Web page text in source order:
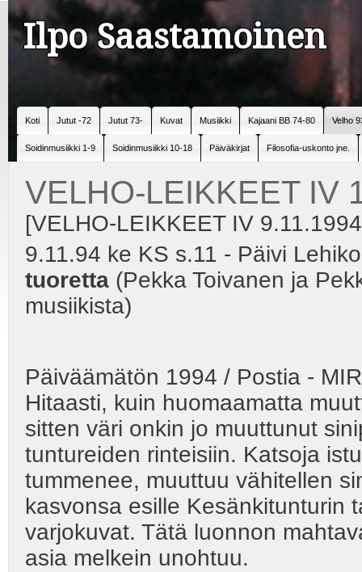
Ilpo Saastamoinen
Koti Jutut -72 Jutut 73- Kuvat Musiikki Kajaani BB 74-80 Velho
Soidinmusiikki 1-9 Soidinmusiikki 10-18 Päiväkirjat Filosofia-uskonto jne.
VELHO-LEIKKEET IV
[VELHO-LEIKKEET IV
9.11.94 ke KS s.11 - Päivi
tuoretta (Pekka Toivanen ja
musiikista)
Päiväämätön 1994 / Postia -
Hitaasti, kuin huomaamatta
sitten väri onkin jo muuttunut
tuntureiden rinteisiin. Katsoja
tummenee, muuttuu vähitellen
kasvonsa esille Kesänkitunturin
varjokuvat. Tätä luonnon
asia melkein unohtuu.